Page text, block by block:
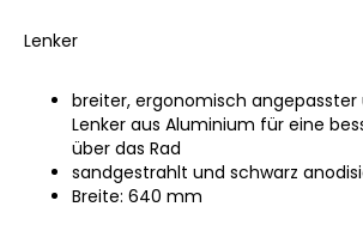
Lenker
breiter, ergonomisch
Lenker aus Aluminium für eine
über das Rad
sandgestrahlt und schwarz
Breite: 640 mm